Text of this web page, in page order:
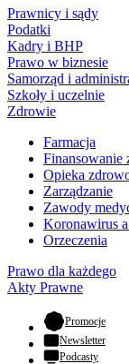
Prawnicy i sądy
Podatki
Kadry i BHP
Prawo w biznesie
Samorząd i
Szkoły i uczelnie
Zdrowie
Farmacja
Finansowanie
Opieka
Zarządzanie
Zawody
Koronawirus
Orzeczenia
Prawo dla każdego
Akty Prawne
Promocje-
Newsletter
Podcasty